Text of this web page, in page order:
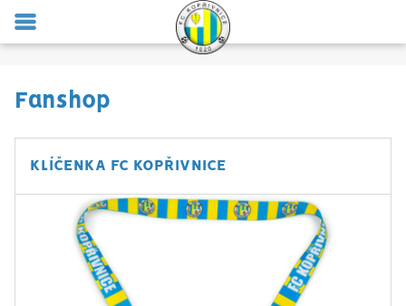
Fanshop
KLÍČENKA FC KOPŘIVNICE